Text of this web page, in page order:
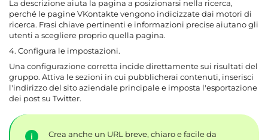
La descrizione aiuta la pagina a posizionarsi nella ricerca,
perché le pagine VKontakte vengono indicizzate dai motori di
ricerca. Frasi chiave pertinenti e informazioni precise aiutano gli
utenti a scegliere proprio quella pagina.
4. Configura le impostazioni.
Una configurazione corretta incide direttamente sui risultati del
gruppo. Attiva le sezioni in cui pubblicherai contenuti, inserisci
l'indirizzo del sito aziendale principale e imposta l'esportazione
dei post su Twitter.
Crea anche un URL breve, chiaro e facile da